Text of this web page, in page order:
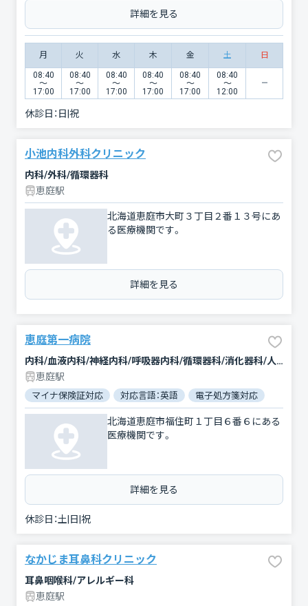
詳細を見る
月 火 水 木 金 土 日
08:40
〜
17:00
08:40
〜
17:00
08:40
〜
17:00
08:40
〜
17:00
08:40
〜
17:00
08:40
〜
12:00
休診日： 日|祝
小池内科外科クリニック
内科/外科/循環器科
恵庭駅
北海道恵庭市大町３丁目２番１３号にあ
る医療機関です。
詳細を見る
恵庭第一病院
内科/血液内科/神経内科/呼吸器内科/循環器科/消化器科/人工透析/腫瘍内科・外科/外科/脳神経外科/肛門科/整形外科/泌尿器科/リハビリテーション
恵庭駅
マイナ保険証対応 対応言語：英語 電子処方箋対応
北海道恵庭市福住町１丁目６番６にある
医療機関です。
詳細を見る
休診日：土|日|祝
なかじま耳鼻科クリニック
耳鼻咽喉科/アレルギー科
恵庭駅